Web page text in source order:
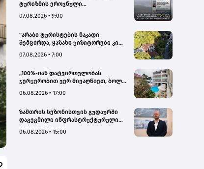
ტურიზმის ეროვნული
კამპანიის ფარგლებში სტატიები
07.08.2026 • 9:00
"არაბი ტურისტების ნაკადი
შემცირდა, ყაზახი ვიზიტორები კი
Hotel
07.08.2026 • 7:00
„100%-იან დატვირთულობას
ჯერჯერობით ვერ მივაღწიეთ, ბოლო
გაუქმდა“ - Kobuleti Beach Club
06.08.2026 • 17:00
ზამთრის სეზონისთვის გუდაურში
დაგეგმილი ინფრასტრუქტურული
გუდაურის ტურისტული
06.08.2026 • 15:00